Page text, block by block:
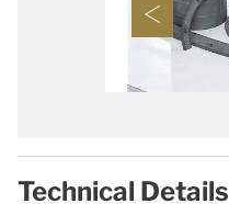
Technical Details